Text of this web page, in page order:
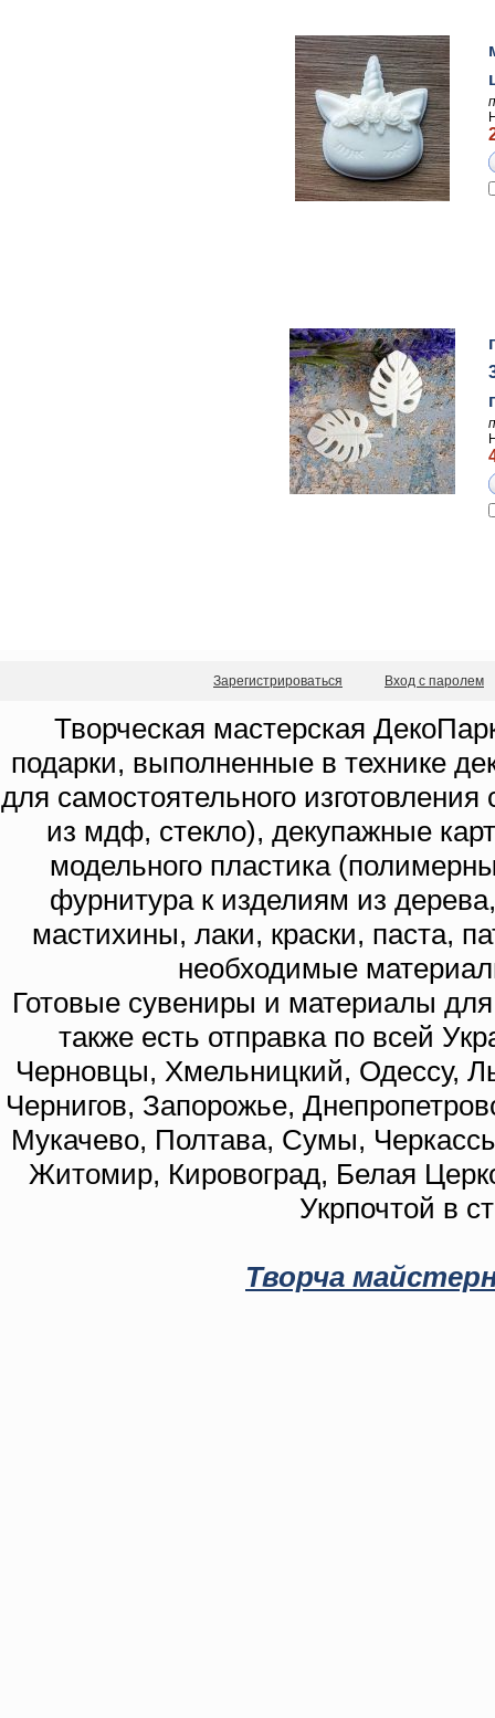
Зарегистрироваться Вход с паролем
Творческая мастерская
подарки, выполненные в технике
для самостоятельного
из мдф, стекло), декупажные
модельного пластика
фурнитура к изделиям из
мастихины, лаки, краски, паста,
необходимые
Готовые сувениры и материалы
также есть отправка по всей
Черновцы, Хмельницкий, Одессу,
Чернигов, Запорожье,
Мукачево, Полтава, Сумы,
Житомир, Кировоград, Белая
Укрпочтой в
Творча